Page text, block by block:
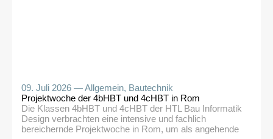
09. Juli 2026 —Allgemein, Bautechnik
Projektwoche der 4bHBT und 4cHBT in Rom
Die Klassen 4bHBT und 4cHBT der HTL Bau Informatik
Design verbrachten eine intensive und fachlich
bereichernde Projektwoche in Rom, um als angehende